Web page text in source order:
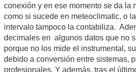
conexión y en ese momento se da la
como si sucede en meteoclimatic, o
intervalo tampoco la contabiliza.
decimales en algunos datos que no
porque no los mide el instrumental,
debido a conversión entre sistemas,
profesionales. Y además, tras el